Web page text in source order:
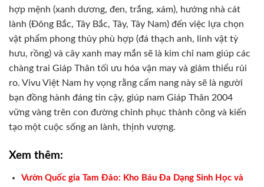
hợp mệnh (xanh dương, đen, trắng, xám), hướng nhà cát
lành (Đông Bắc, Tây Bắc, Tây, Tây Nam) đến việc lựa chọn
vật phẩm phong thủy phù hợp (đá thạch anh, linh vật tỳ
hưu, rồng) và cây xanh may mắn sẽ là kim chỉ nam giúp các
chàng trai Giáp Thân tối ưu hóa vận may và giảm thiểu rủi
ro. Vivu Việt Nam hy vọng rằng cẩm nang này sẽ là người
bạn đồng hành đáng tin cậy, giúp nam Giáp Thân 2004
vững vàng trên con đường chinh phục thành công và kiến
tạo một cuộc sống an lành, thịnh vượng.
Xem thêm:
Vườn Quốc gia Tam Đảo: Kho Báu Đa Dạng Sinh Học và